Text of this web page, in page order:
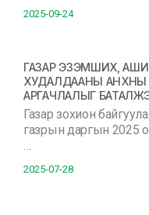
2025-09-24
ГАЗАР ЭЗЭМШИХ,
ХУДАЛДААНЫ АНХНЫ
АРГАЧЛАЛЫГ
Газар зохион
газрын даргын 2025
…
2025-07-28